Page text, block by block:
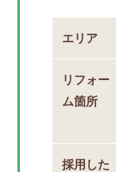
エリア
リフォー
ム箇所
採用した